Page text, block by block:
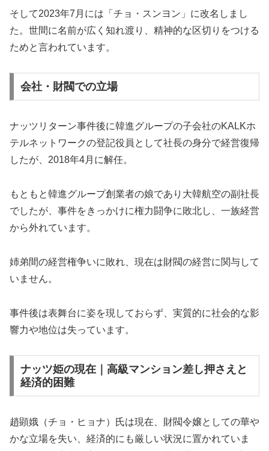
そして2023年7月には「チョ・スンヨン」に改名しまし
た。世間に名前が広く知れ渡り、精神的な区切りをつける
ためと言われています。
会社・財閥での立場
ナッツリターン事件後に韓進グループの子会社のKALKホ
テルネットワークの登記役員として社長の身分で経営復帰
したが、2018年4月に解任。
もともと韓進グループ創業者の娘であり大韓航空の副社長
でしたが、事件をきっかけに権力闘争に敗北し、一族経営
から外れています。
姉弟間の経営権争いに敗れ、現在は財閥の経営に関与して
いません。
事件後は表舞台に姿を現しておらず、実質的に社会的な影
響力や地位は失っています。
ナッツ姫の現在｜高級マンション差し押さえと
経済的困難
趙顕娥（チョ・ヒョナ）氏は現在、財閥令嬢としての華や
かな立場を失い、経済的にも厳しい状況に置かれていま